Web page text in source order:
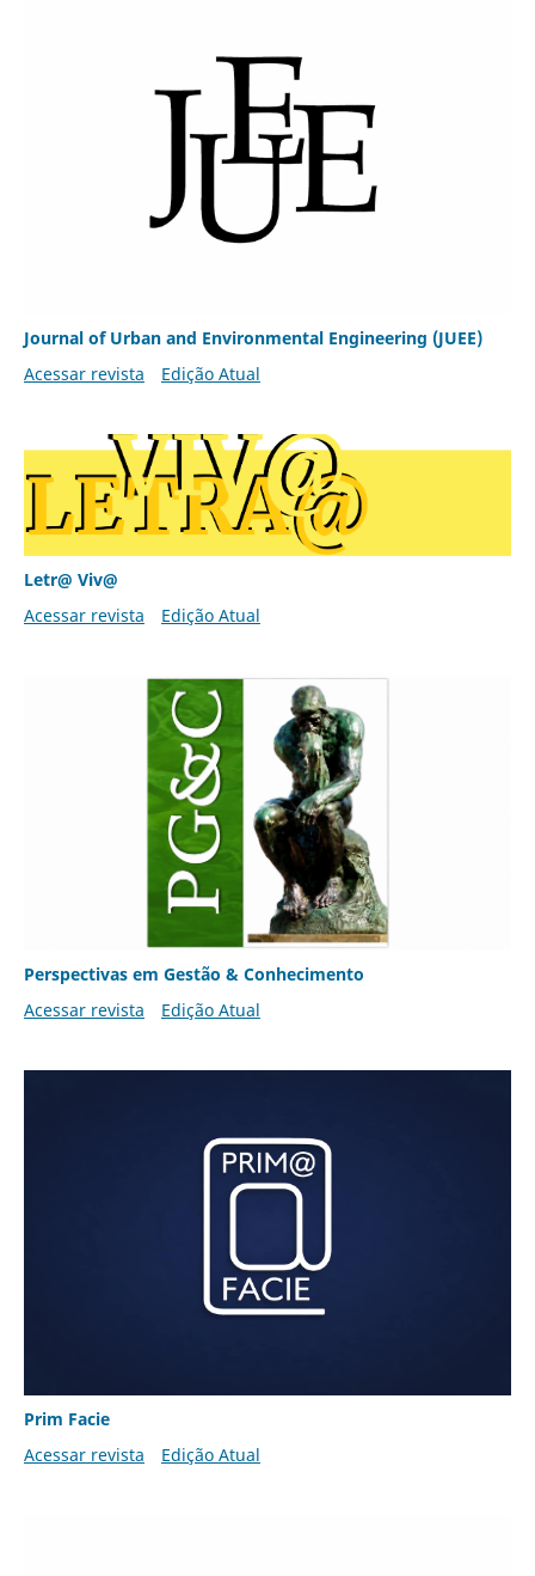
Journal of Urban and Environmental Engineering (JUEE)
Acessar revista
Edição Atual
Letr@ Viv@
Acessar revista
Edição Atual
Perspectivas em Gestão & Conhecimento
Acessar revista
Edição Atual
Prim Facie
Acessar revista
Edição Atual